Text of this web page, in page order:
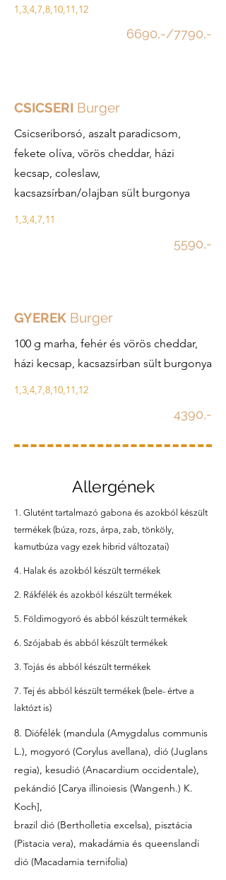
1,3,4,7,8,10,11,12
6690,-/7790,-
CSICSERI Burger
Csicseriborsó, aszalt paradicsom,
fekete olíva, vörös cheddar, házi
kecsap, coleslaw,
kacsazsírban/olajban sült burgonya
1,3,4,7,11
5590,-
GYEREK Burger
100 g marha, fehér és vörös cheddar,
házi kecsap, kacsazsírban sült burgonya
1,3,4,7,8,10,11,12
4390,-
Allergének
1. Glutént tartalmazó gabona és azokból készült
termékek (búza, rozs, árpa, zab, tönköly,
kamutbúza vagy ezek hibrid változatai)
4. Halak és azokból készült termékek
2. Rákfélék és azokból készült termékek
5. Földimogyoró és abból készült termékek
6. Szójabab és abból készült termékek
3. Tojás és abból készült termékek
7. Tej és abból készült termékek (bele- értve a
laktózt is)
8. Diófélék (mandula (Amygdalus communis
L.), mogyoró (Corylus avellana), dió (Juglans
regia), kesudió (Anacardium occidentale),
pekándió [Carya illinoiesis (Wangenh.) K.
Koch],
brazil dió (Bertholletia excelsa), pisztácia
(Pistacia vera), makadámia és queenslandi
dió (Macadamia ternifolia)